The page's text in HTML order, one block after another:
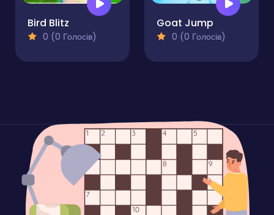
Bird Blitz
0 (0 Голосів)
Goat Jump
0 (0 Голосів)